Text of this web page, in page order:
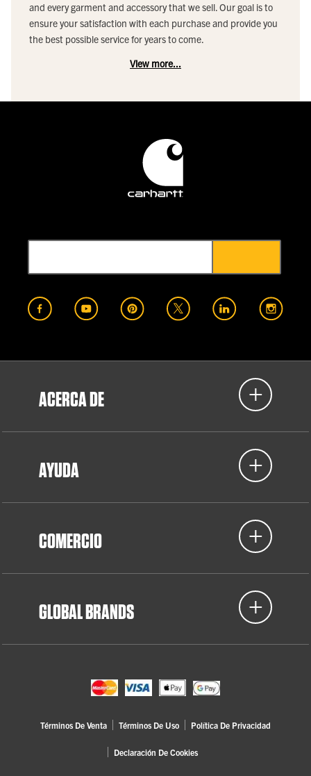
and every garment and accessory that we sell. Our goal is to
ensure your satisfaction with each purchase and provide you
the best possible service for years to come.
View more...
ACERCA DE
AYUDA
COMERCIO
GLOBAL BRANDS
Términos De Venta Términos De Uso Política De Privacidad
Declaración De Cookies